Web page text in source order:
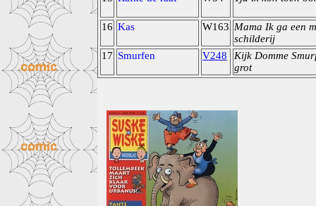
16 Kas W163 Mama Ik ga een
schilderij
17 Smurfen V248
Kijk Domme
grot